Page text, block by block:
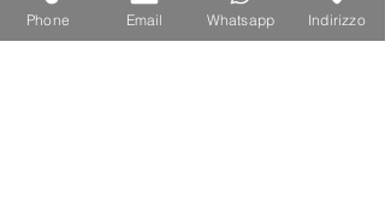
Phone Email Whatsapp Indirizzo